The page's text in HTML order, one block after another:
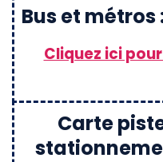
Bus et métros
Cliquez ici
Carte